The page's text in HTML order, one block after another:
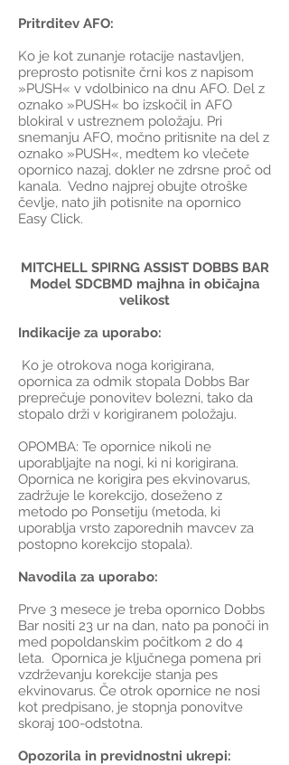
Pritrditev AFO:
Ko je kot zunanje rotacije nastavljen,
preprosto potisnite črni kos z napisom
»PUSH« v vdolbinico na dnu AFO. Del z
oznako »PUSH« bo izskočil in AFO
blokiral v ustreznem položaju. Pri
snemanju AFO, močno pritisnite na del z
oznako »PUSH«, medtem ko vlečete
opornico nazaj, dokler ne zdrsne proč od
kanala. Vedno najprej obujte otroške
čevlje, nato jih potisnite na opornico
Easy Click.
MITCHELL SPIRNG ASSIST DOBBS BAR
Model SDCBMD majhna in običajna
velikost
Indikacije za uporabo:
Ko je otrokova noga korigirana,
opornica za odmik stopala Dobbs Bar
preprečuje ponovitev bolezni, tako da
stopalo drži v korigiranem položaju.
OPOMBA: Te opornice nikoli ne
uporabljajte na nogi, ki ni korigirana.
Opornica ne korigira pes ekvinovarus,
zadržuje le korekcijo, doseženo z
metodo po Ponsetiju (metoda, ki
uporablja vrsto zaporednih mavcev za
postopno korekcijo stopala).
Navodila za uporabo:
Prve 3 mesece je treba opornico Dobbs
Bar nositi 23 ur na dan, nato pa ponoči in
med popoldanskim počitkom 2 do 4
leta. Opornica je ključnega pomena pri
vzdrževanju korekcije stanja pes
ekvinovarus. Če otrok opornice ne nosi
kot predpisano, je stopnja ponovitve
skoraj 100-odstotna.
Opozorila in previdnostni ukrepi: